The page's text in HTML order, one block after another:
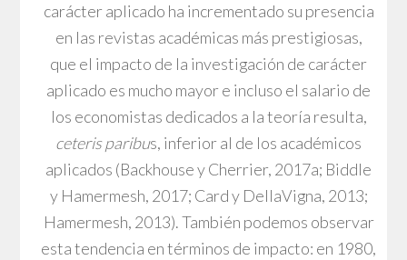
carácter aplicado ha incrementado su presencia
en las revistas académicas más prestigiosas,
que el impacto de la investigación de carácter
aplicado es mucho mayor e incluso el salario de
los economistas dedicados a la teoría resulta,
ceteris paribus, inferior al de los académicos
aplicados (Backhouse y Cherrier, 2017a; Biddle
y Hamermesh, 2017; Card y DellaVigna, 2013;
Hamermesh, 2013). También podemos observar
esta tendencia en términos de impacto: en 1980,